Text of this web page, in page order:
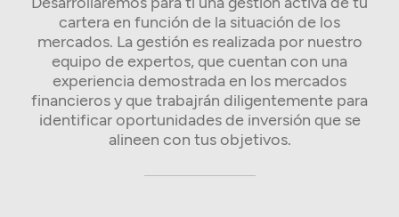
cartera en función de la situación de los
mercados. La gestión es realizada por nuestro
equipo de expertos, que cuentan con una
experiencia demostrada en los mercados
financieros y que trabajrán diligentemente para
identificar oportunidades de inversión que se
alineen con tus objetivos.